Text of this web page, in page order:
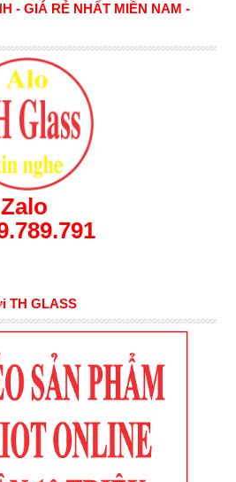
- GIÁ RẺ NHẤT MIỀN NAM -
Zalo
TH GLASS